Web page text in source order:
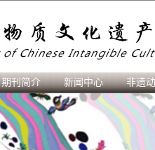
期刊简介 新闻中心 非遗